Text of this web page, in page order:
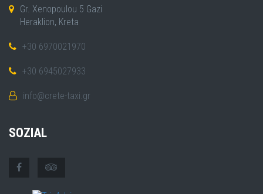
Gr. Xenopoulou 5 Gazi
Heraklion, Kreta
+30 6970021970
+30 6945027933
info@crete-taxi.gr
SOZIAL